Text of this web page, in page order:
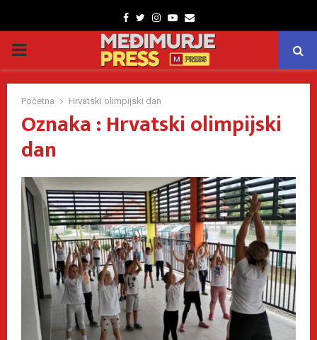
Facebook
TwitterInstagram
Youtube
Email
PRIMARY
MENU
Početna Hrvatski olimpijski dan
Oznaka : Hrvatski olimpijski
dan